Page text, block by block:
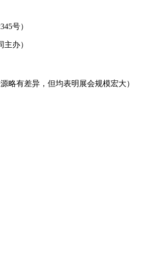
号）
办）
略有差异，但均表明展会规模宏大）